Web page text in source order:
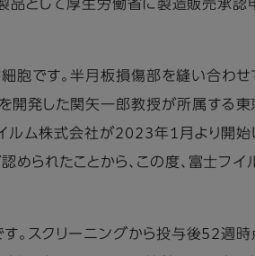
品として厚生労働省に製造販売承認
胞です。半月板損傷部を縫い合わせ
開発した関矢一郎教授が所属する
ルム株式会社が2023年1月より開
られたことから、この度、富士フ
。スクリーニングから投与後52週時